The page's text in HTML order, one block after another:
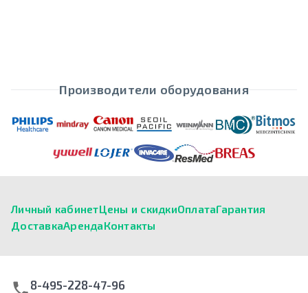
Производители оборудования
Личный кабинетЦены и скидкиОплатаГарантия
ДоставкаАрендаКонтакты
8-495-228-47-96